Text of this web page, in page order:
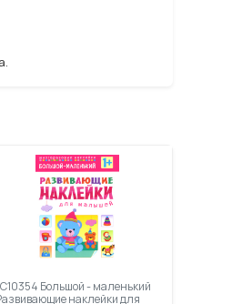
Большой - маленький
наклейки для